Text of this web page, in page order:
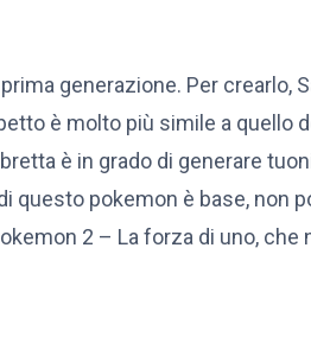
generazione. Per crearlo,
è molto più simile a quello
è in grado di generare
questo pokemon è base, non
2 – La forza di uno, che